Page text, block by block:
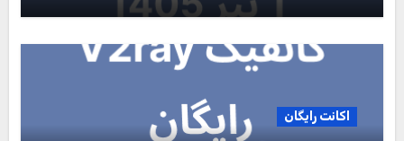
اکانت رایگان